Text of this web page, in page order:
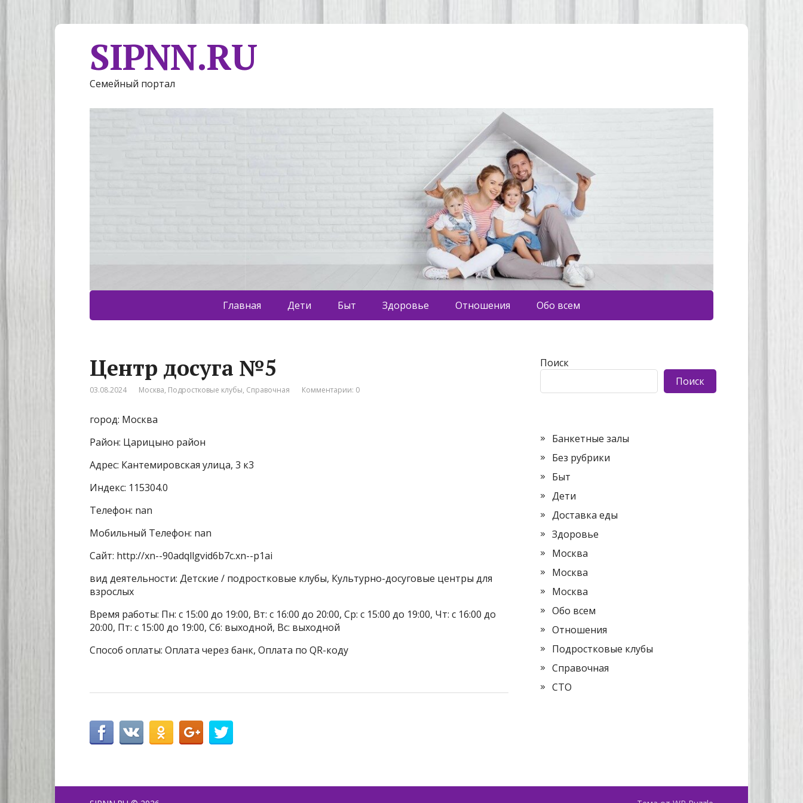
SIPNN.RU
Семейный портал
Главная Дети Быт Здоровье Отношения Обо всем
Центр досуга №5
03.08.2024 Москва, Подростковые клубы, Справочная Комментарии: 0
город: Москва
Район: Царицыно район
Адрес: Кантемировская улица, 3 к3
Индекс: 115304.0
Телефон: nan
Мобильный Телефон: nan
Сайт: http://xn--90adqllgvid6b7c.xn--p1ai
вид деятельности: Детские / подростковые клубы, Культурно-досуговые центры для
взрослых
Время работы: Пн: с 15:00 до 19:00, Вт: с 16:00 до 20:00, Ср: с 15:00 до 19:00, Чт: с 16:00 до
20:00, Пт: с 15:00 до 19:00, Сб: выходной, Вс: выходной
Способ оплаты: Оплата через банк, Оплата по QR-коду
Поиск
Поиск
Банкетные залы
Без рубрики
Быт
Дети
Доставка еды
Здоровье
Москва
Москва
Москва
Обо всем
Отношения
Подростковые клубы
Справочная
СТО